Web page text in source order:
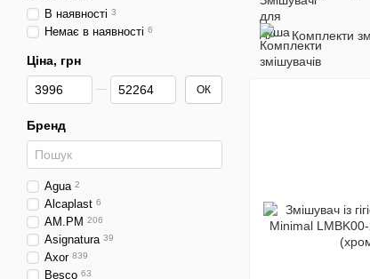
Комплекти
В наявності 3
Немає в наявності 6
Ціна, грн
Від Ціна, грн
До Ціна, грн ОК
Бренд
Agua 2
Alcaplast 6
AM.PM 206
Asignatura 39
Axor 839
Besco 63